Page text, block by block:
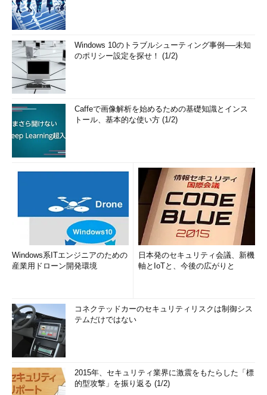
Windows 10のトラブルシューティング事例──未知
のポリシー設定を探せ！ (1/2)
Caffeで画像解析を始めるための基礎知識とインス
トール、基本的な使い方 (1/2)
Windows系ITエンジニアのための
産業用ドローン開発環境
日本発のセキュリティ会議、新機
軸とIoTと、今後の広がりと
コネクテッドカーのセキュリティリスクは制御シス
テムだけではない
2015年、セキュリティ業界に激震をもたらした「標
的型攻撃」を振り返る (1/2)